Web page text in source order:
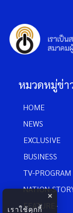
หมวดหมู่ข่า
HOME
NEWS
EXCLUSIVE
BUSINESS
TV-PROGRAM
NATION-
FEATURE-
×
เราใช้คุกกี้